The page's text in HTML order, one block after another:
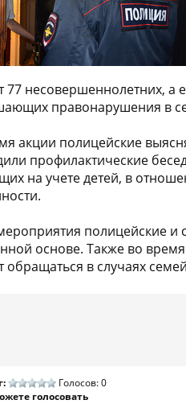
77 несовершеннолетних,
правонарушения в
акции полицейские
профилактические
на учете детей, в
полицейские и
основе. Также во
обращаться в случаях
Голосов: 0
голосовать